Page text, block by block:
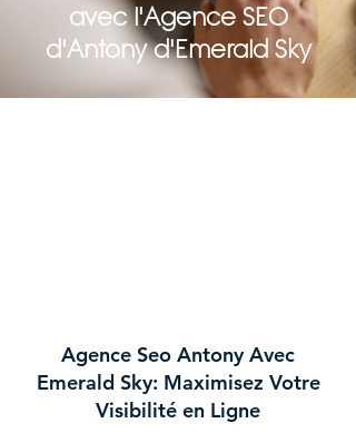
avec l'Agence SEO
d'Antony d'Emerald Sky
Agence Seo Antony Avec
Emerald Sky: Maximisez Votre
Visibilité en Ligne